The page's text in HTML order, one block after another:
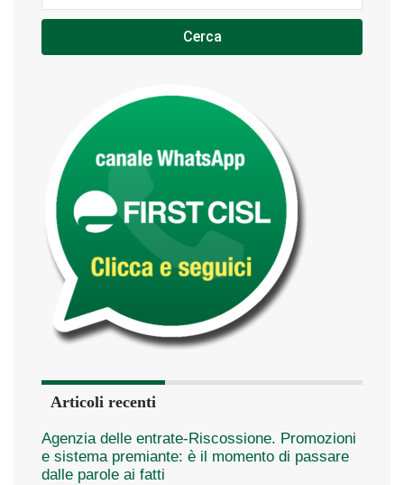
Cerca
Articoli recenti
Agenzia delle entrate-Riscossione. Promozioni
e sistema premiante: è il momento di passare
dalle parole ai fatti